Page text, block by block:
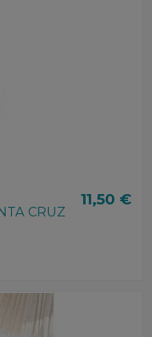
CRUZ
11,50 €